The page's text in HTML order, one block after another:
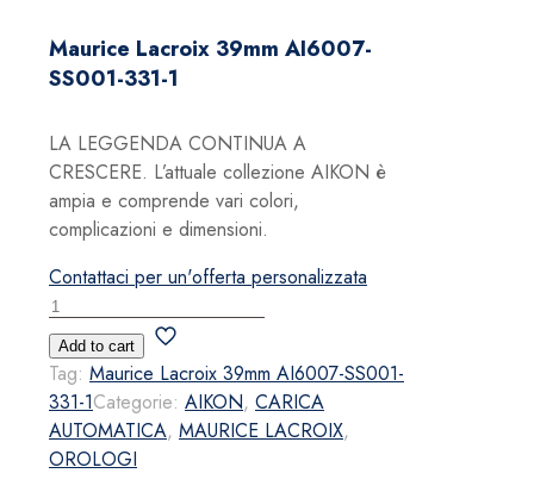
Maurice Lacroix 39mm AI6007-
SS001-331-1
LA LEGGENDA CONTINUA A
CRESCERE. L’attuale collezione AIKON è
ampia e comprende vari colori,
complicazioni e dimensioni.
Contattaci per un'offerta personalizzata
Maurice
Lacroix
39mm
AI6007-
SS001-
331-
1
Add to cart
Tag: Maurice Lacroix 39mm AI6007-SS001-
331-1Categorie: AIKON, CARICA
AUTOMATICA, MAURICE LACROIX,
OROLOGI